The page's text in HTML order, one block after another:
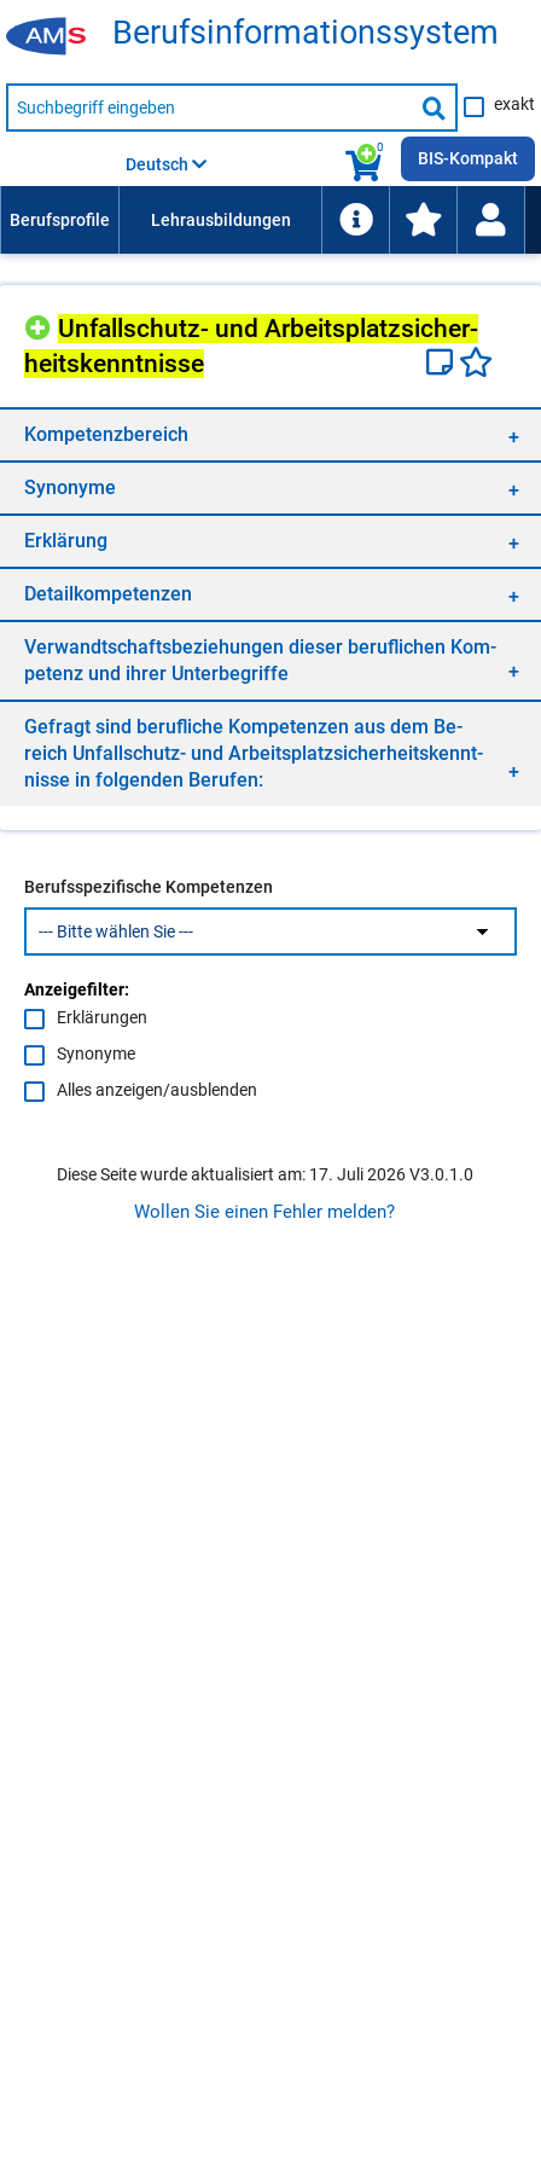
Be­rufs­in­for­ma­ti­ons­sys­tem
Suche
nach
Suche
starten
exakt
0
Deutsch BIS-Kompakt
Un­fall­schutz- und Ar­beits­platz­si­cher­
heits­kennt­nis­se
Kom­pe­tenz­be­reich
Syn­ony­me
Er­klä­rung
De­tail­kom­pe­ten­zen
Ver­wandt­schafts­be­zie­hun­gen die­ser be­ruf­li­chen Kom­
pe­tenz und ih­rer Un­ter­be­grif­fe
Ge­fragt sind be­ruf­li­che Kom­pe­ten­zen aus dem Be­
reich Un­fall­schutz- und Ar­beits­platz­si­cher­heits­kennt­
nis­se in fol­gen­den Be­ru­fen:
Berufsspezifische Kompetenzen
Anzeigefilter:
Erklärungen
Synonyme
Alles anzeigen/ausblenden
Diese Seite wurde aktualisiert am: 17. Juli 2026 V3.0.1.0
Wollen Sie einen Fehler melden?